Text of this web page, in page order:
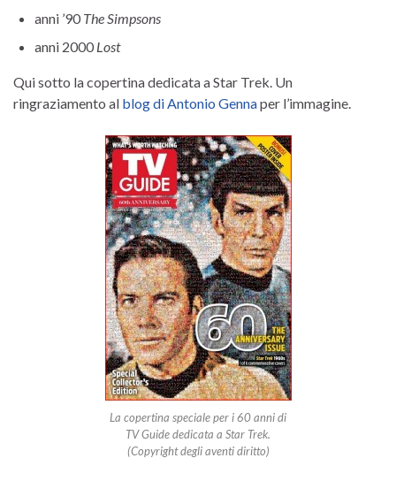
anni ’90 The Simpsons
anni 2000 Lost
Qui sotto la copertina dedicata a Star Trek. Un
ringraziamento al blog di Antonio Gennaper l’immagine.
La copertina speciale per i 60 anni di
TV Guide dedicata a Star Trek.
(Copyright degli aventi diritto)